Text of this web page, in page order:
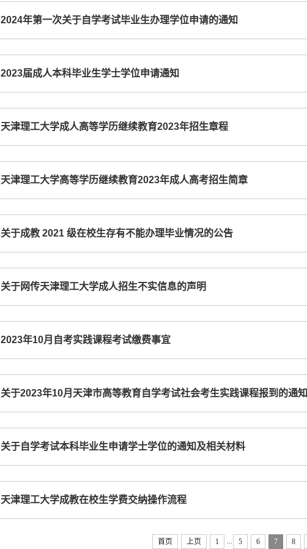
2024年第一次关于自学考试毕业生办理学位申请的通知
2023届成人本科毕业生学士学位申请通知
天津理工大学成人高等学历继续教育2023年招生章程
天津理工大学高等学历继续教育2023年成人高考招生简章
关于成教 2021 级在校生存有不能办理毕业情况的公告
关于网传天津理工大学成人招生不实信息的声明
2023年10月自考实践课程考试缴费事宜
关于2023年10月天津市高等教育自学考试社会考生实践课程报到的通知
关于自学考试本科毕业生申请学士学位的通知及相关材料
天津理工大学成教在校生学费交纳操作流程
首页 上页 1 ... 5 6 7 8